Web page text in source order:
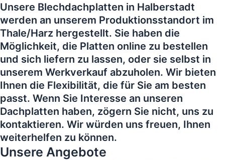
Unsere Blechdachplatten in Halberstadt
werden an unserem Produktionsstandort im
Thale/Harz hergestellt. Sie haben die
Möglichkeit, die Platten online zu bestellen
und sich liefern zu lassen, oder sie selbst in
unserem Werkverkauf abzuholen. Wir bieten
Ihnen die Flexibilität, die für Sie am besten
passt. Wenn Sie Interesse an unseren
Dachplatten haben, zögern Sie nicht, uns zu
kontaktieren. Wir würden uns freuen, Ihnen
weiterhelfen zu können.
Unsere Angebote